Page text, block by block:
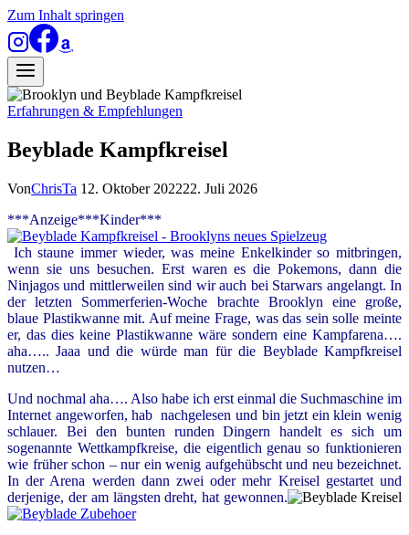
Zum Inhalt springen
Erfahrungen & Empfehlungen
Beyblade Kampfkreisel
VonChrisTa 12. Oktober 202222. Juli 2026
***Anzeige***Kinder***
Ich staune immer wieder, was meine Enkelkinder so mitbringen,
wenn sie uns besuchen. Erst waren es die Pokemons, dann die
Ninjagos und mittlerweilen sind wir auch bei Starwars angelangt. In
der letzten Sommerferien-Woche brachte Brooklyn eine große,
blaue Plastikwanne mit. Auf meine Frage, was das sein solle meinte
er, das dies keine Plastikwanne wäre sondern eine Kampfarena….
aha….. Jaaa und die würde man für die Beyblade Kampfkreisel
nutzen…
Und nochmal aha…. Also habe ich erst einmal die Suchmaschine im
Internet angeworfen, hab nachgelesen und bin jetzt ein klein wenig
schlauer. Bei den bunten runden Dingern handelt es sich um
sogenannte Wettkampfkreise, die eigentlich genau so funktionieren
wie früher schon – nur ein wenig aufgehübscht und neu bezeichnet.
In der Arena werden dann zwei oder mehr Kreisel gestartet und
derjenige, der am längsten dreht, hat gewonnen.